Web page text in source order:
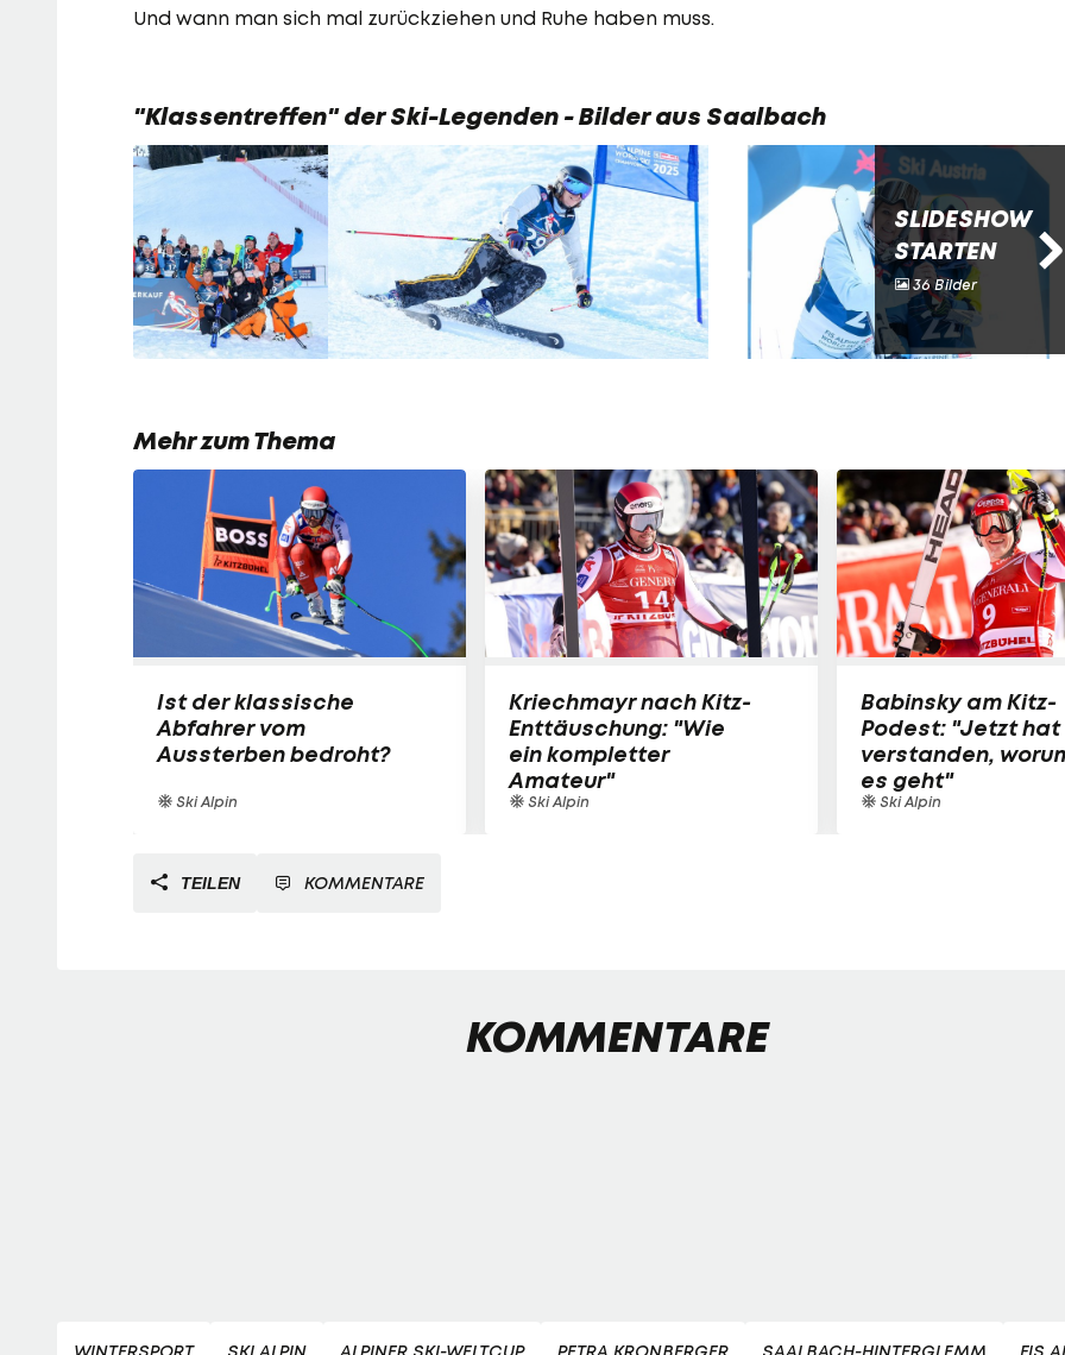
Und wann man sich mal zurückziehen und Ruhe haben muss.
"Klassentreffen" der Ski-Legenden - Bilder aus Saalbach
SLIDESHOW
STARTEN
36 Bilder
Mehr zum Thema
Ist der klassische
Abfahrer vom
Aussterben bedroht?
Ski Alpin
Kriechmayr nach Kitz-
Enttäuschung: "Wie
ein kompletter
Amateur"
Ski Alpin
Babinsky am Kitz-
Podest: "Jetzt hat
verstanden,
es geht"
Ski Alpin
TEILEN KOMMENTARE
KOMMENTARE
WINTERSPORT SKI ALPIN ALPINER SKI-WELTCUP PETRA KRONBERGER SAALBACH-HINTERGLEMM FIS